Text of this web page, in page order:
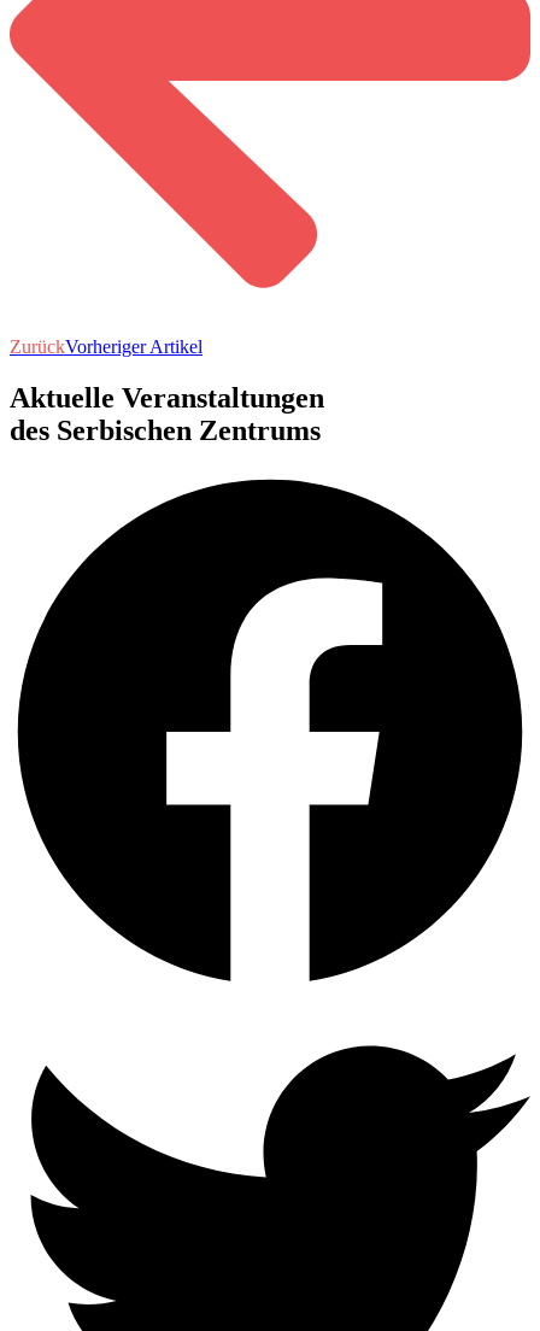
ZurückVorheriger Artikel
Aktuelle Veranstaltungen
des Serbischen Zentrums